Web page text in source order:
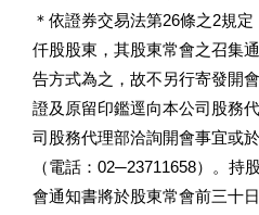
＊依證券交易法第26條之2規
仟股股東，其股東常會之召集
告方式為之，故不另行寄發開
證及原留印鑑逕向本公司股務
司股務代理部洽詢開會事宜或
（電話：02─23711658）。持
會通知書將於股東常會前三十